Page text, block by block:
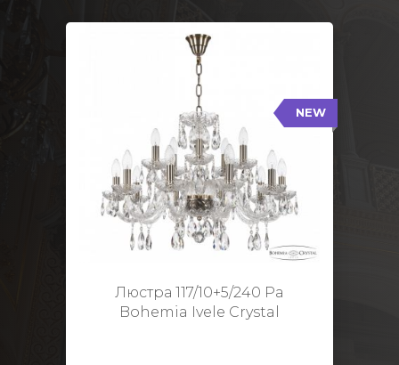
NEW
Люстра 117/10+5/240 Pa
Bohemia Ivele Crystal
117/10+5/240 Pa
Тип: Стеклянный рожок
Цвет арматуры: Патина/
Кол-во ламп: 15
Диаметр: 70 см